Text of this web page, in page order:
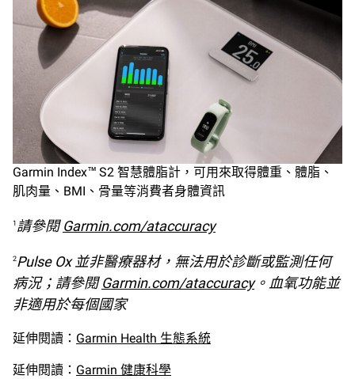
Garmin Index™ S2 智慧體脂計，可用來取得體重、體脂、
肌肉量、BMI、骨量等消費者身體資訊
1請參閱Garmin.com/ataccuracy
2Pulse Ox 並非醫療器材，無法用於診斷或監測任何
病況；請參閱Garmin.com/ataccuracy。血氧功能並
非適用於每個國家
延伸閱讀： Garmin Health 生態系統
延伸閱讀： Garmin 健康科學